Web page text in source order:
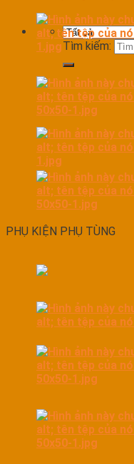
Tìm kiếm:
PHỤ KIỆN PHỤ TÙNG